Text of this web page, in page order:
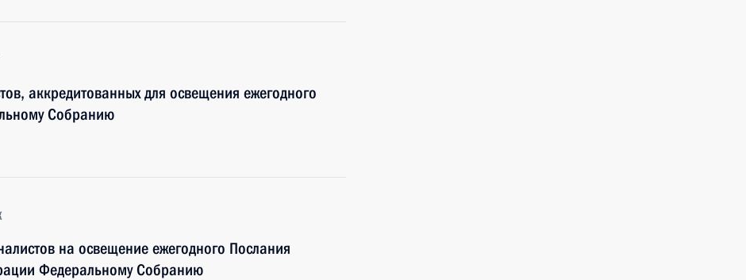
аккредитованных для освещения ежегодного
Собранию
на освещение ежегодного Послания
Федеральному Собранию